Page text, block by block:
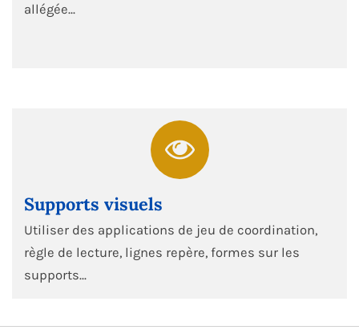
allégée...
Supports visuels
Utiliser des applications de jeu de coordination,
règle de lecture, lignes repère, formes sur les
supports...